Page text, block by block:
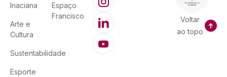
Inaciana
Arte e
Cultura
Sustentabilidade
Esporte
Espaço
Francisco
Voltar
ao topo